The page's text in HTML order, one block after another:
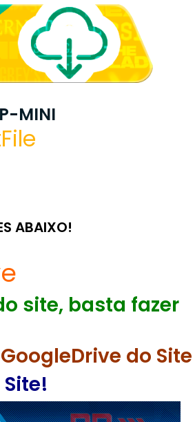
MINI
ABAIXO!
site, basta fazer
do Site